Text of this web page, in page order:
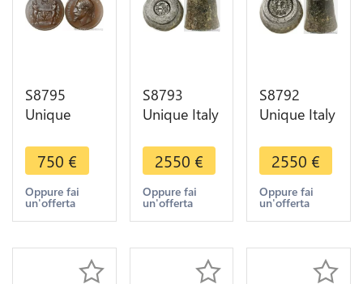
S8795
Unique
Velours 3
Medals
Napoléon
III
1867
Délicourt
750 €
Oppure fai
un'offerta
S8793
Unique Italy
Prince Carlo
Sebastiano
di
Messerano
2550 €
Oppure fai
un'offerta
S8792
Unique Italy
Prince Carlo
Sebastiano
di
Messerano
2550 €
Oppure fai
un'offerta